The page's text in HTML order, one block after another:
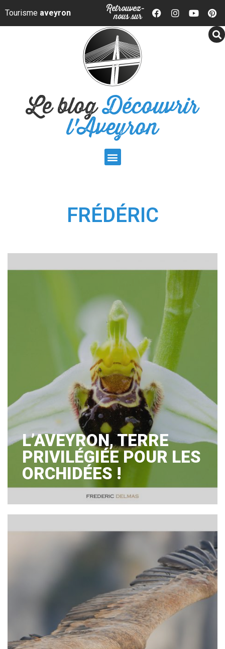
Panneau de gestion des cookies
Tourisme aveyron Retrouvez-
nous sur
Le blogDécouvrir
l'Aveyron
FRÉDÉRIC
L’AVEYRON, TERRE
PRIVILÉGIÉE POUR LES
ORCHIDÉES !